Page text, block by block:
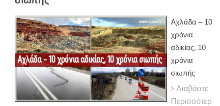
Αχλάδα – 10
χρόνια
αδικίας, 10
χρόνια
σιωπής
Διαβάστε
Περισσότερ